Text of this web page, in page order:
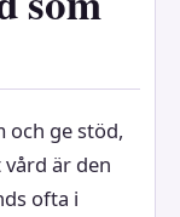
och ge stöd,
är den
ofta i